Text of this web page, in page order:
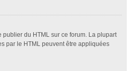
publier du HTML sur ce forum. La plupart
par le HTML peuvent être appliquées